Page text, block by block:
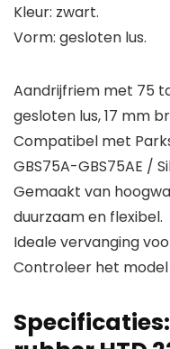
Kleur: zwart.
Vorm: gesloten lus.
Aandrijfriem met 75
gesloten lus, 17 mm
Compatibel met
GBS75A-GBS75AE /
Gemaakt van
duurzaam en flexibel.
Ideale vervanging
Controleer het
Specificaties: